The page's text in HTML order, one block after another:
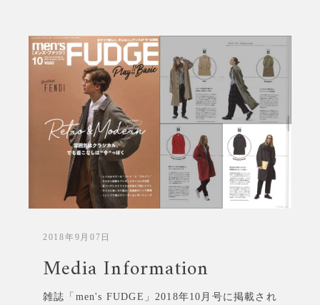
2018年9月07日
Media Information
雑誌「men's FUDGE」2018年10月号に掲載され